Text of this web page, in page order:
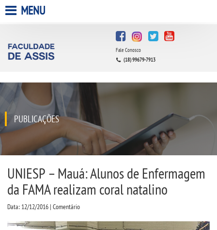
A FACULDADE
QUEM SOMOS
INFRAESTRUTURA
BIBLIOTECA
CPA
MENU
Fale Conosco
(18) 99679-7913
PUBLICAÇÕES
UNIESP – Mauá: Alunos de Enfermagem
da FAMA realizam coral natalino
Data: 12/12/2016 | Comentário